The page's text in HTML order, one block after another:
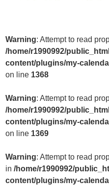
Warning: Attempt to read
/home/r1990992/
content/plugins/my-
on line 1368
Warning: Attempt to read
/home/r1990992/
content/plugins/my-
on line 1369
Warning: Attempt to read
in/home/r1990992/
content/plugins/my-